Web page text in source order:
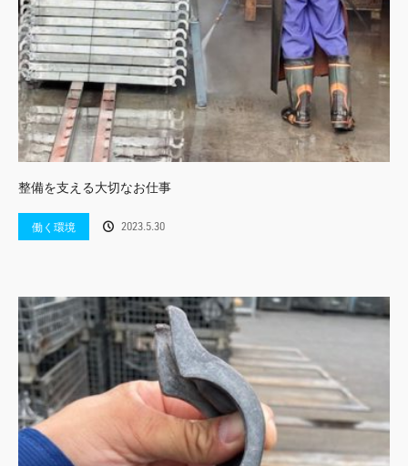
整備を支える大切なお仕事
働く環境 2023.5.30